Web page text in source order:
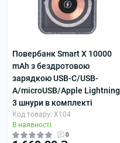
Повербанк Smart X 10000
mAh з бездротовою
зарядкою USB-С/USB-
A/microUSB/Apple Lightning
3 шнури в комплекті
Код товару: X104
В наявності
0